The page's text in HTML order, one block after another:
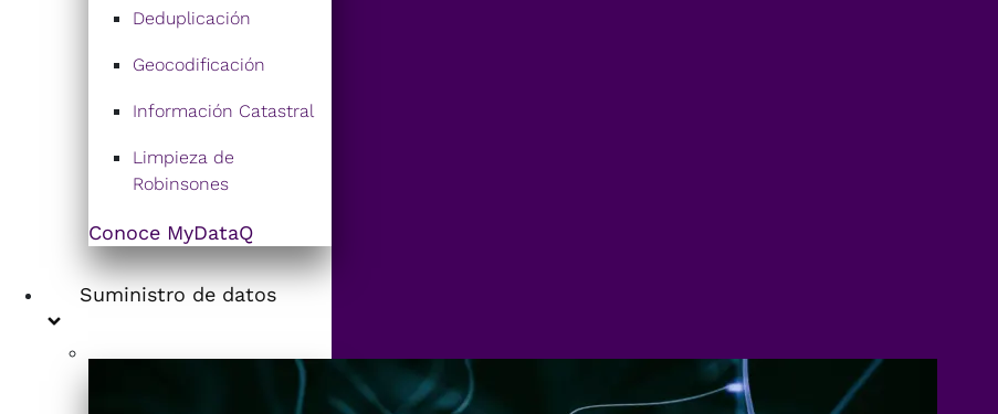
Deduplicación
Geocodificación
Información Catastral
Limpieza de
Robinsones
Conoce MyDataQ
Suministro de datos